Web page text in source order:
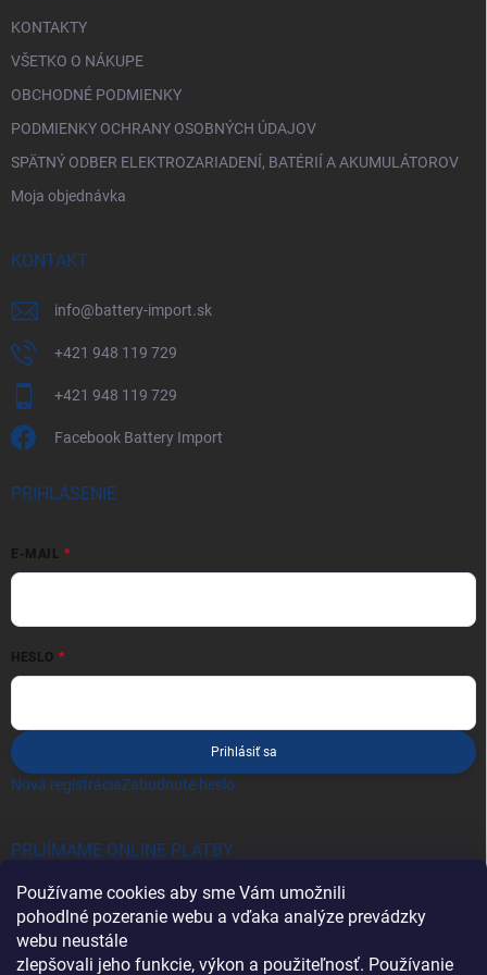
Používame cookies aby sme Vám umožnili
pohodlné pozeranie webu a vďaka analýze prevádzky
webu neustále
zlepšovali jeho funkcie, výkon a použiteľnosť. Používanie
KONTAKTY
VŠETKO O NÁKUPE
OBCHODNÉ PODMIENKY
PODMIENKY OCHRANY OSOBNÝCH ÚDAJOV
SPÄTNÝ ODBER ELEKTROZARIADENÍ, BATÉRIÍ A AKUMULÁTOROV
Moja objednávka
KONTAKT
info@battery-import.sk
+421 948 119 729
+421 948 119 729
Facebook Battery Import
PRIHLÁSENIE
E-MAIL
HESLO
Prihlásiť sa
Nová registráciaZabudnuté heslo
PRIJÍMAME ONLINE PLATBY